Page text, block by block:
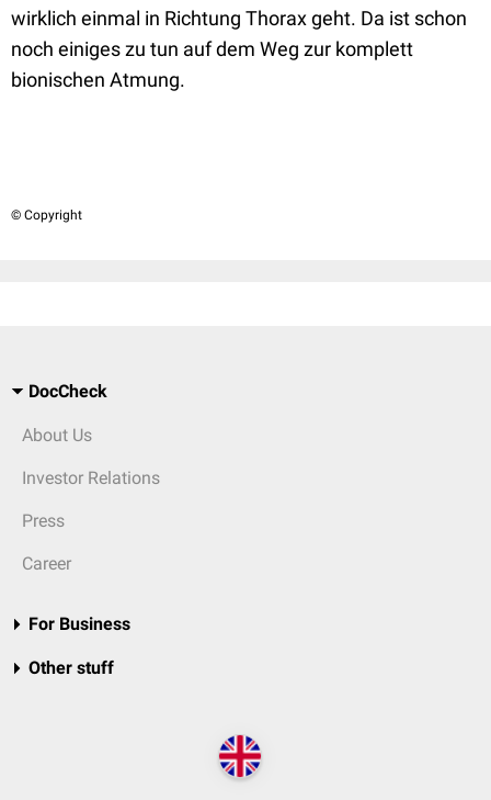
wirklich einmal in Richtung Thorax geht. Da ist schon
noch einiges zu tun auf dem Weg zur komplett
bionischen Atmung.
© Copyright
DocCheck
About Us
Investor Relations
Press
Career
For Business
Other stuff